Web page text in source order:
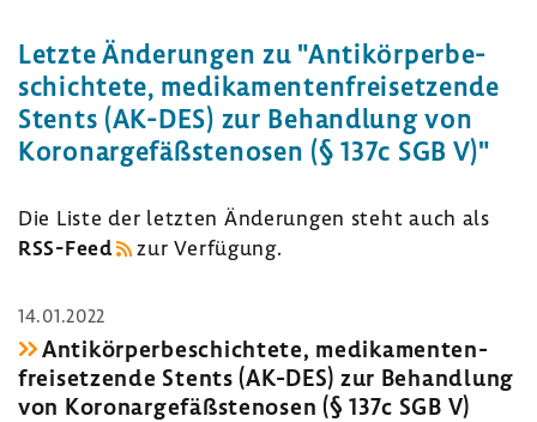
Letzte Ände­rungen zu "Anti­kör­per­be­
schich­tete, medi­ka­men­ten­frei­set­zende
Stents (AK-DES) zur Behand­lung von
Koro­nar­ge­fäß­stenosen (§ 137c SGB V)"
Die Liste der letzten Ände­rungen steht auch als
RSS-​Feed
zur Verfü­gung.
14.01.2022
Anti­kör­per­be­schich­tete, medi­ka­men­ten­
frei­set­zende Stents (AK-DES) zur Behand­lung
von Koro­nar­ge­fäß­stenosen (§ 137c SGB V)